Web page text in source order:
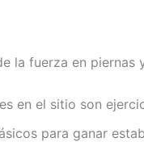
la fuerza en piernas
en el sitio son
para ganar